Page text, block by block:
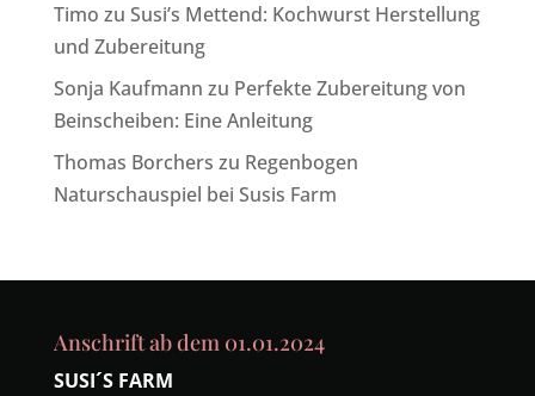
Timo zu Susi’s Mettend: Kochwurst Herstellung
und Zubereitung
Sonja Kaufmann zu Perfekte Zubereitung von
Beinscheiben: Eine Anleitung
Thomas Borchers zu Regenbogen
Naturschauspiel bei Susis Farm
Anschrift ab dem 01.01.2024
SUSI´S FARM